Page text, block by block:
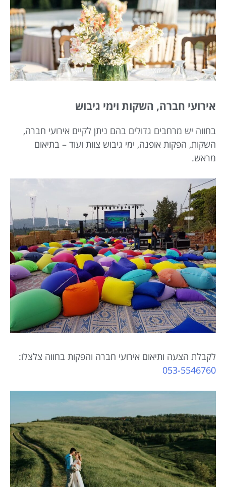
אירועי חברה, השקות וימי גיבוש
בחווה יש מרחבים גדולים בהם ניתן לקיים אירועי חברה,
השקות, הפקות אופנה, ימי גיבוש צוות ועוד – בתיאום
מראש.
לקבלת הצעה ותיאום אירועי חברה והפקות בחווה צלצלו:
053-5546760